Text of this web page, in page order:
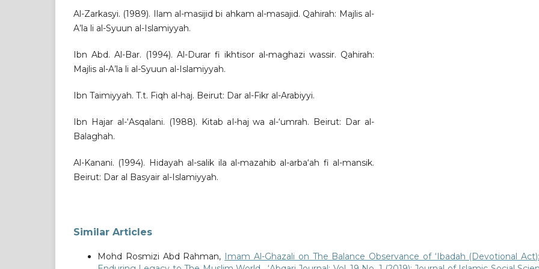
Al-Zarkasyi. (1989). Ilam al-masijid bi ahkam al-masajid. Qahirah: Majlis al-
A’la li al-Syuun al-Islamiyyah.
Ibn Abd. Al-Bar. (1994). Al-Durar fi ikhtisor al-maghazi wassir. Qahirah:
Majlis al-A’la li al-Syuun al-Islamiyyah.
Ibn Taimiyyah. T.t. Fiqh al-haj. Beirut: Dar al-Fikr al-Arabiyyi.
Ibn Hajar al-‘Asqalani. (1988). Kitab al-haj wa al-‘umrah. Beirut: Dar al-
Balaghah.
Al-Kanani. (1994). Hidayah al-salik ila al-mazahib al-arba‘ah fi al-mansik.
Beirut: Dar al Basyair al-Islamiyyah.
Similar Articles
Mohd Rosmizi Abd Rahman,
Imam Al-Ghazali on The Balance Observance of ‘Ibadah (Devotional